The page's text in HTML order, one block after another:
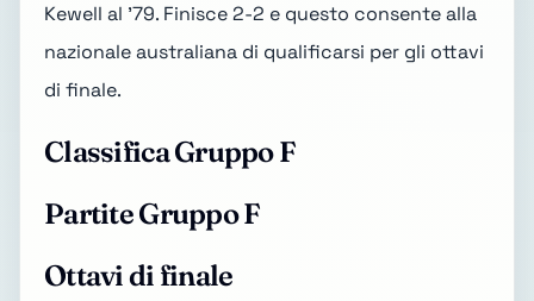
Kewell al '79. Finisce 2-2 e questo consente alla
nazionale australiana di qualificarsi per gli ottavi
di finale.
Classifica Gruppo F
Partite Gruppo F
Ottavi di finale